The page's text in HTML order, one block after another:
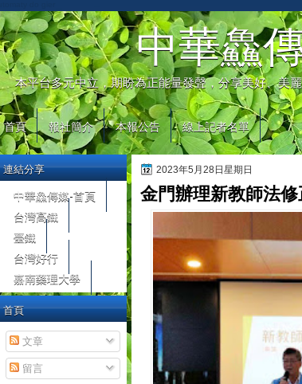
中華鱻
本平台多元中立，期盼為正能量發聲，分享美好、美
首頁 報社簡介 本報公告 線上記者名單
2023年5月28日星期日
金門辦理新教師法
連結分享
中華鱻傳媒-首頁
台灣高鐵
臺鐵
台灣好行
嘉南藥理大學
首頁
文章
留言